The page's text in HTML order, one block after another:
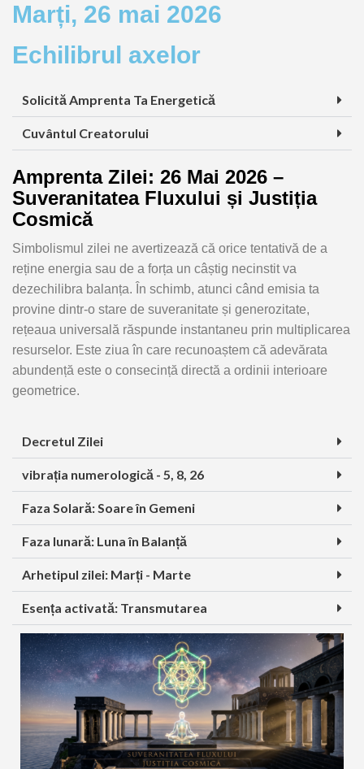
Marți, 26 mai 2026
Echilibrul axelor
Solicită Amprenta Ta Energetică
Cuvântul Creatorului
Amprenta Zilei: 26 Mai 2026 –
Suveranitatea Fluxului și Justiția
Cosmică
Simbolismul zilei ne avertizează că orice tentativă de a
reține energia sau de a forța un câștig necinstit va
dezechilibra balanța. În schimb, atunci când emisia ta
provine dintr-o stare de suveranitate și generozitate,
rețeaua universală răspunde instantaneu prin multiplicarea
resurselor. Este ziua în care recunoaștem că adevărata
abundență este o consecință directă a ordinii interioare
geometrice.
Decretul Zilei
vibrația numerologică - 5, 8, 26
Faza Solară: Soare în Gemeni
Faza lunară: Luna în Balanță
Arhetipul zilei: Marți - Marte
Esența activată: Transmutarea